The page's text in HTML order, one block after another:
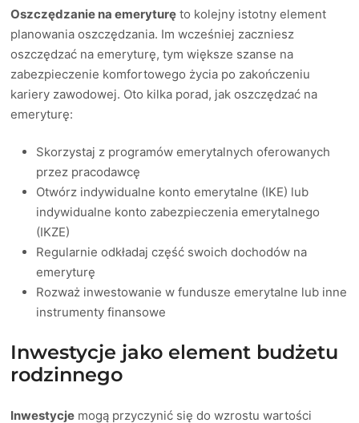
Oszczędzanie na emeryturę to kolejny istotny element
planowania oszczędzania. Im wcześniej zaczniesz
oszczędzać na emeryturę, tym większe szanse na
zabezpieczenie komfortowego życia po zakończeniu
kariery zawodowej. Oto kilka porad, jak oszczędzać na
emeryturę:
Skorzystaj z programów emerytalnych oferowanych
przez pracodawcę
Otwórz indywidualne konto emerytalne (IKE) lub
indywidualne konto zabezpieczenia emerytalnego
(IKZE)
Regularnie odkładaj część swoich dochodów na
emeryturę
Rozważ inwestowanie w fundusze emerytalne lub inne
instrumenty finansowe
Inwestycje jako element budżetu
rodzinnego
Inwestycje mogą przyczynić się do wzrostu wartości